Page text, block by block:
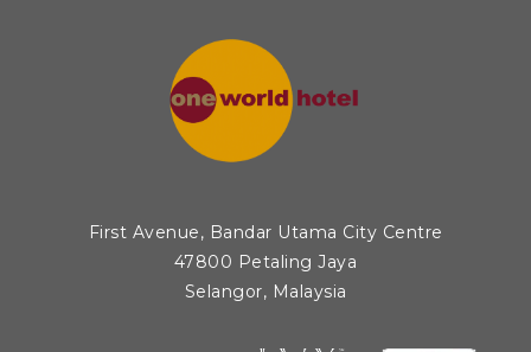
First Avenue, Bandar Utama City Centre
47800 Petaling Jaya
Selangor, Malaysia